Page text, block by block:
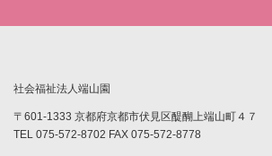
社会福祉法人端山園
〒601-1333 京都府京都市伏見区醍醐上端山町４７
TEL 075-572-8702 FAX 075-572-8778